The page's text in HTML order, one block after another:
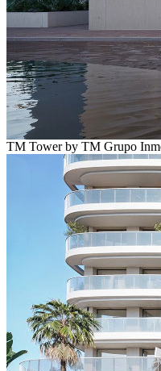
TM Tower by TM Grupo